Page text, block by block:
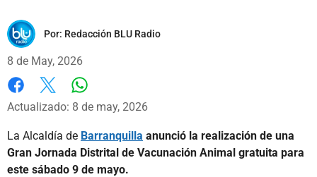
Por: Redacción BLU Radio
8 de May, 2026
Facebook
X
Actualizado: 8 de may, 2026
La Alcaldía de Barranquilla anunció la realización de una
Gran Jornada Distrital de Vacunación Animal gratuita para
este sábado 9 de mayo.